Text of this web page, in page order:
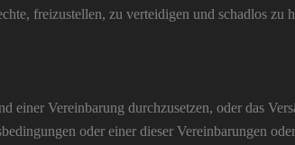
freizustellen, zu verteidigen und schadlos
einer Vereinbarung durchzusetzen, oder das
oder einer dieser Vereinbarungen